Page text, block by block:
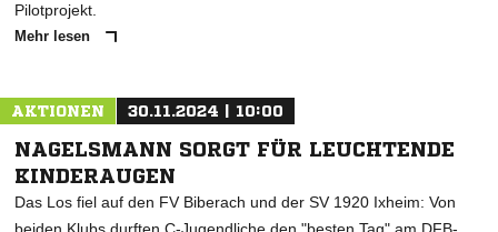
Pilotprojekt.
Mehr lesen
AKTIONEN 30.11.2024 | 10:00
NAGELSMANN SORGT FÜR LEUCHTENDE
KINDERAUGEN
Das Los fiel auf den FV Biberach und der SV 1920 Ixheim: Von